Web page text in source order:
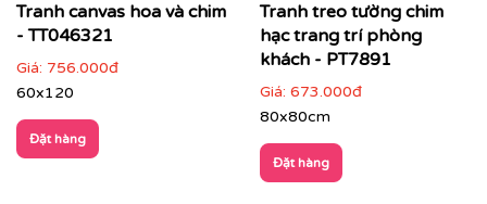
Vải canvas dày dặn, bề mặt sần nhẹ, giữ màu tốt,
không lo bạc phai màu.
Tăng độ bám mực, cho hình ảnh sắc nét, sống
động.
Tranh canvas hoa và chim
- TT046321
Giá: 756.000đ
60x120
Đặt hàng
Tranh treo tường chim
hạc trang trí phòng
khách - PT7891
Giá: 673.000đ
80x80cm
Đặt hàng